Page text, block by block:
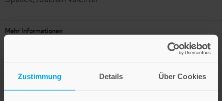
Zustimmung Details Über Cookies
Mehr Informationen